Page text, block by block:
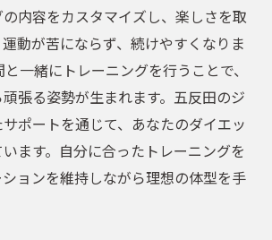
内容をカスタマイズし、楽しさを取
動が苦にならず、続けやすくなりま
一緒にトレーニングを行うことで、
張る姿勢が生まれます。五反田のジ
ポートを通じて、あなたのダイエッ
ます。自分に合ったトレーニングを
ョンを維持しながら理想の体型を手